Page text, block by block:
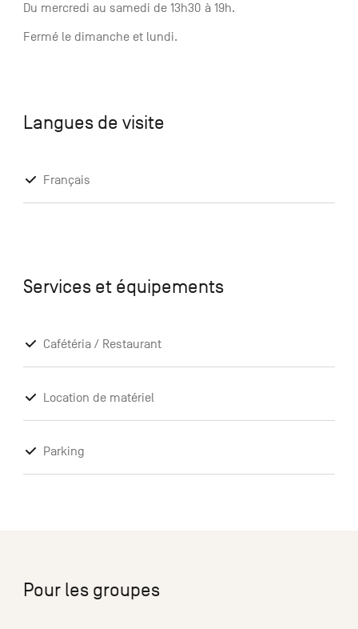
Du mercredi au samedi de 13h30 à 19h.
Fermé le dimanche et lundi.
Langues de visite
Français
Services et équipements
Cafétéria / Restaurant
Location de matériel
Parking
Pour les groupes